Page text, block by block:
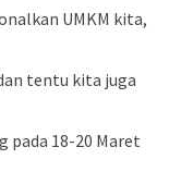
UMKM kita,
tentu kita juga
pada 18-20 Maret